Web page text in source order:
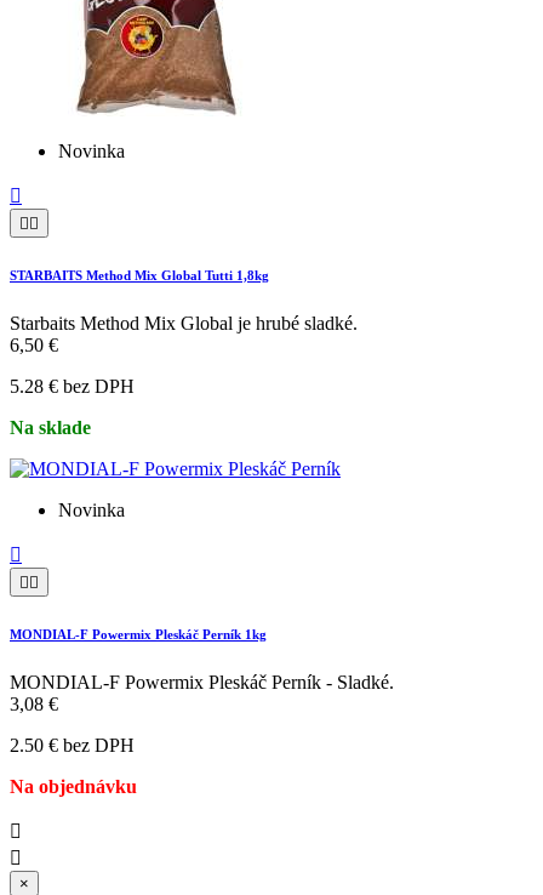
Novinka

 
STARBAITS Method Mix Global Tutti 1,8kg
Starbaits Method Mix Global je hrubé sladké.
6,50 €
5.28 € bez DPH
Na sklade
Novinka

 
MONDIAL-F Powermix Pleskáč Perník 1kg
MONDIAL-F Powermix Pleskáč Perník - Sladké.
3,08 €
2.50 € bez DPH
Na objednávku


×